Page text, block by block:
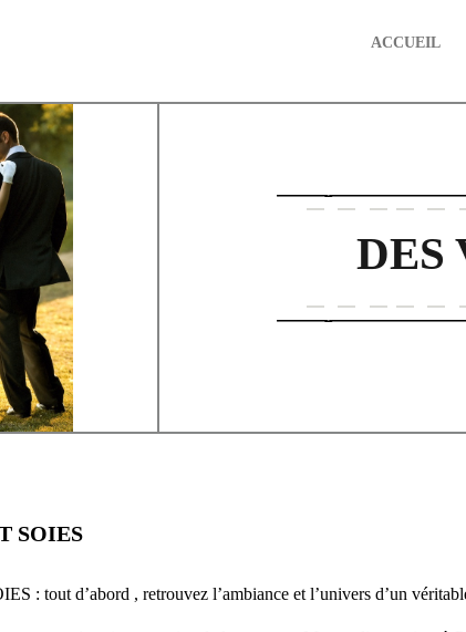
& Savoir faire
ACCUEIL
DES
SOIES
: tout d’abord , retrouvez l’ambiance et l’univers d’un